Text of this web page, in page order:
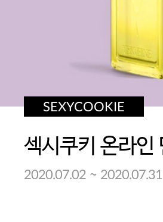
SEXYCOOKIE
2020.07.02 ~ 2020.07.31